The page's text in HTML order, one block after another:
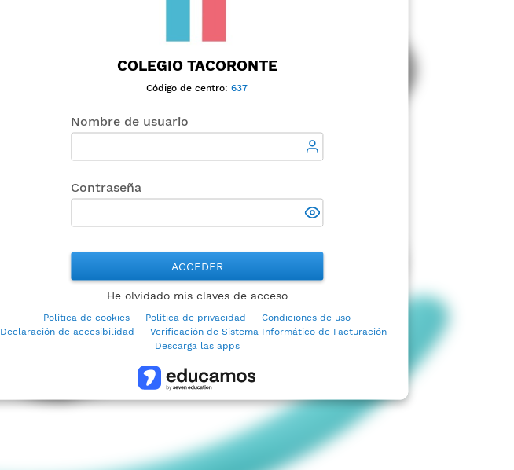
COLEGIO TACORONTE
Código de centro:637
Nombre de usuario
Contraseña
ACCEDER
He olvidado mis claves de acceso
Política de cookies - Política de privacidad - Condiciones de uso
Declaración de accesibilidad
- Verificación de Sistema Informático de Facturación -
Descarga las apps